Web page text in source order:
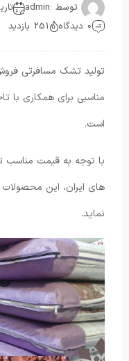
توسط :admin
0 دیدگاه
251 بازدید
تولید تشک مسافرتی
مناسبی برای همکاری با
است.
با توجه به قیمت مناسب
های ایران، این محصولات
نماید.